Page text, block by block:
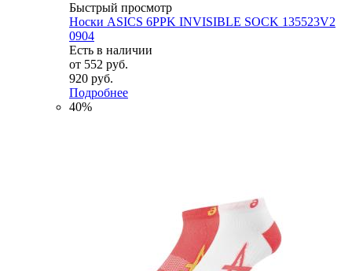
Быстрый просмотр
Носки ASICS 6PPK INVISIBLE SOCK 135523V2
0904
Есть в наличии
от 552 руб.
920 руб.
Подробнее
40%